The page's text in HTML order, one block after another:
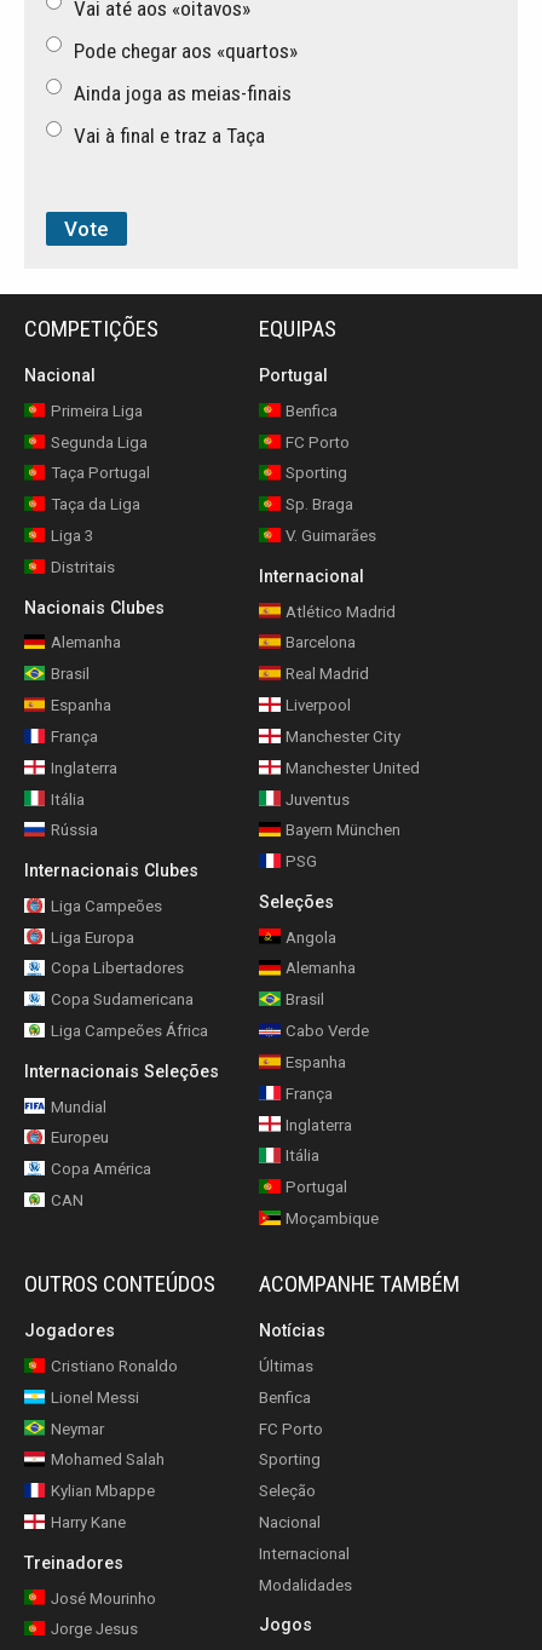
Vai até aos «oitavos»
Pode chegar aos «quartos»
Ainda joga as meias-finais
Vai à final e traz a Taça
COMPETIÇÕES
Nacional
Primeira Liga
Segunda Liga
Taça Portugal
Taça da Liga
Liga 3
Distritais
Nacionais Clubes
Alemanha
Brasil
Espanha
França
Inglaterra
Itália
Rússia
Internacionais Clubes
Liga Campeões
Liga Europa
Copa Libertadores
Copa Sudamericana
Liga Campeões África
Internacionais Seleções
Mundial
Europeu
Copa América
CAN
EQUIPAS
Portugal
Benfica
FC Porto
Sporting
Sp. Braga
V. Guimarães
Internacional
Atlético Madrid
Barcelona
Real Madrid
Liverpool
Manchester City
Manchester United
Juventus
Bayern München
PSG
Seleções
Angola
Alemanha
Brasil
Cabo Verde
Espanha
França
Inglaterra
Itália
Portugal
Moçambique
OUTROS CONTEÚDOS
Jogadores
Cristiano Ronaldo
Lionel Messi
Neymar
Mohamed Salah
Kylian Mbappe
Harry Kane
Treinadores
José Mourinho
Jorge Jesus
ACOMPANHE TAMBÉM
Notícias
Últimas
Benfica
FC Porto
Sporting
Seleção
Nacional
Internacional
Modalidades
Jogos